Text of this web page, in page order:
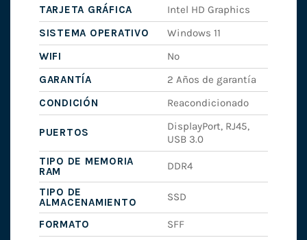
TARJETA GRÁFICA
Intel HD Graphics
SISTEMA OPERATIVO
Windows 11
WIFI
No
GARANTÍA
2 Años de garantía
CONDICIÓN
Reacondicionado
PUERTOS
DisplayPort, RJ45,
USB 3.0
TIPO DE MEMORIA
RAM
DDR4
TIPO DE
ALMACENAMIENTO
SSD
FORMATO
SFF